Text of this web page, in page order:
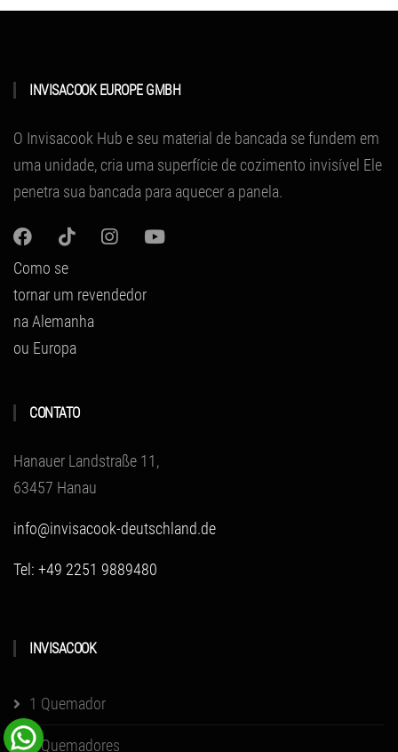
INVISACOOK EUROPE GMBH
O Invisacook Hub e seu material de bancada se fundem em
uma unidade, cria uma superfície de cozimento invisível Ele
penetra sua bancada para aquecer a panela.
Como se
tornar um revendedor
na Alemanha
ou Europa
CONTATO
Hanauer Landstraße 11,
63457 Hanau
info@invisacook-deutschland.de
Tel: +49 2251 9889480
INVISACOOK
1 Quemador
2 Quemadores